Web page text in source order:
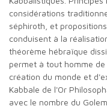
considérations
séphiroth, et
conduisent à la
théorème hébraïque
permet à tout homme
création du monde et
Kabbale de l'Or
avec le nombre du